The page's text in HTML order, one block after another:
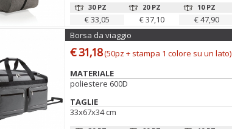
30 PZ
€ 33,05
20 PZ
€ 37,10
10 PZ
€ 47,90
Borsa da viaggio
€ 31,18(50pz + stampa 1 colore su un lato)
MATERIALE
poliestere 600D
TAGLIE
33x67x34 cm